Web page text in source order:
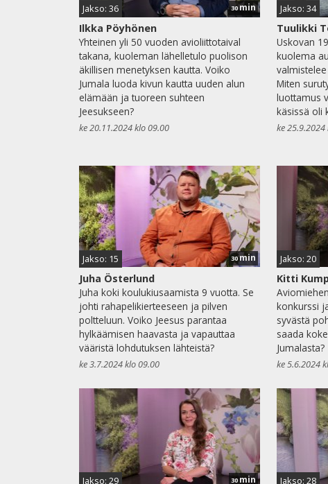
Jakso: 36 30min
Ilkka Pöyhönen
Yhteinen yli 50 vuoden avioliittotaival
takana, kuoleman lähelletulo puolison
äkillisen menetyksen kautta. Voiko
Jumala luoda kivun kautta uuden alun
elämään ja tuoreen suhteen
Jeesukseen?
ke 20.11.2024 klo 09.00
Jakso: 34
Tuulikki
Uskovan
kuolema
Miten
luottamus
käsissä oli
ke
Jakso: 15 30min
Juha Österlund
Juha koki koulukiusaamista 9 vuotta. Se
johti rahapelikierteeseen ja pilven
poltteluun. Voiko Jeesus parantaa
hylkäämisen haavasta ja vapauttaa
vääristä lohdutuksen lähteistä?
ke 3.7.2024 klo 09.00
Jakso: 20
Kitti
konkurssi
syvästä
saada
Jumalasta?
ke 5.6.2024
Jakso: 29 30min Jakso: 28